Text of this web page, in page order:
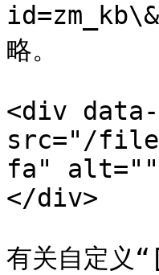
略。
<div
src="/files/
fa"
</div>
有关自定义